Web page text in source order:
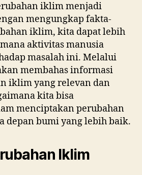
iklim menjadi
mengungkap fakta-
iklim, kita dapat lebih
aktivitas manusia
masalah ini. Melalui
membahas informasi
iklim yang relevan dan
kita bisa
menciptakan perubahan
depan bumi yang lebih baik.
Iklim